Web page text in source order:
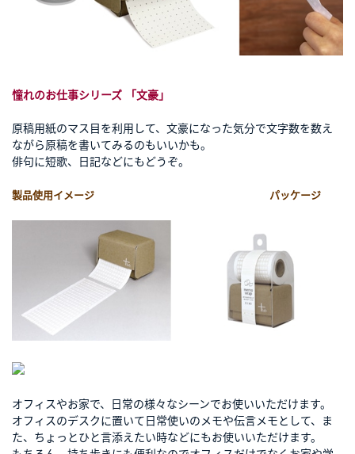
憧れのお仕事シリーズ 「文豪」
原稿用紙のマス目を利用して、文豪になった気分で文字数を数え
ながら原稿を書いてみるのもいいかも。
俳句に短歌、日記などにもどうぞ。
製品使用イメージ パッケージ
オフィスやお家で、日常の様々なシーンでお使いいただけます。
オフィスのデスクに置いて日常使いのメモや伝言メモとして、ま
た、ちょっとひと言添えたい時などにもお使いいただけます。